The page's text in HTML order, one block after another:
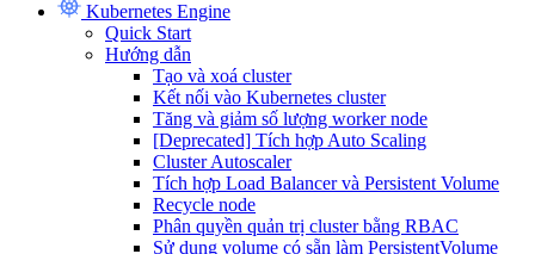
Kubernetes Engine
Quick Start
Hướng dẫn
Tạo và xoá cluster
Kết nối vào Kubernetes cluster
Tăng và giảm số lượng worker node
[Deprecated] Tích hợp Auto Scaling
Cluster Autoscaler
Tích hợp Load Balancer và Persistent Volume
Recycle node
Phân quyền quản trị cluster bằng RBAC
Sử dụng volume có sẵn làm PersistentVolume